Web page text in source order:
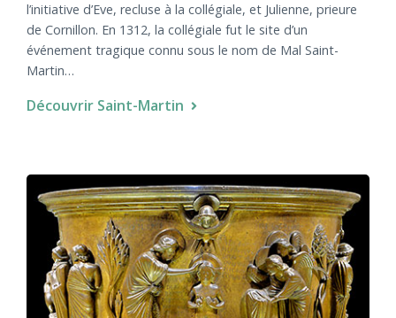
l’initiative d’Eve, recluse à la collégiale, et Julienne, prieure
de Cornillon. En 1312, la collégiale fut le site d’un
événement tragique connu sous le nom de Mal Saint-
Martin…
Découvrir Saint-Martin